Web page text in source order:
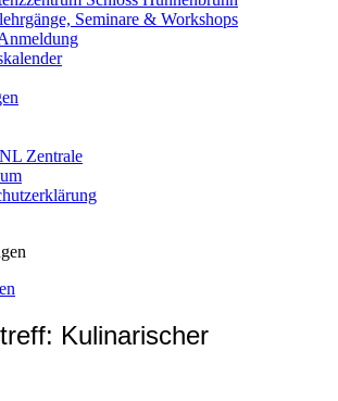
Seminare & Workshops
Zentrale
Kulinarischer